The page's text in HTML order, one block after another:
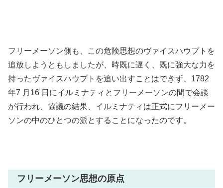
フリーメーソン側も、この危険思想のヴァイスハウプトを
追放しようともしましたが、時既に遅く、既に強大な力を
持ったヴァイスハウプトを追い出すことはできず、1782
年7 月16 日にイルミナティとフリーメーソンの間で会談
が行われ、協議の結果、イルミナティは正式にフリーメー
ソンの中のひとつの派とすることになったのです。
フリーメーソン思想の原点